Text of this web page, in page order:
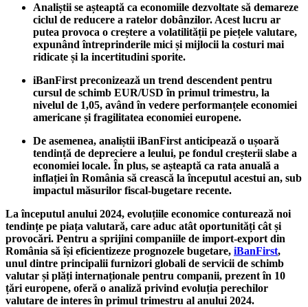
Analiștii se așteaptă ca economiile dezvoltate să demareze
ciclul de reducere a ratelor dobânzilor. Acest lucru ar
putea provoca o creștere a volatilității pe piețele valutare,
expunând întreprinderile mici și mijlocii la costuri mai
ridicate și la incertitudini sporite.
iBanFirst preconizează un trend descendent pentru
cursul de schimb EUR/USD în primul trimestru, la
nivelul de 1,05, având în vedere performanțele economiei
americane și fragilitatea economiei europene.
De asemenea, analiștii iBanFirst anticipează o ușoară
tendință de depreciere a leului, pe fondul creșterii slabe a
economiei locale. În plus, se așteaptă ca rata anuală a
inflației în România să crească la începutul acestui an, sub
impactul măsurilor fiscal-bugetare recente.
La începutul anului 2024, evoluțiile economice conturează noi
tendințe pe piața valutară, care aduc atât oportunități cât și
provocări. Pentru a sprijini companiile de import-export din
România să își eficientizeze prognozele bugetare, iBanFirst,
unul dintre principalii furnizori globali de servicii de schimb
valutar și plăți internaționale pentru companii, prezent în 10
țări europene, oferă o analiză privind evoluția perechilor
valutare de interes în primul trimestru al anului 2024.